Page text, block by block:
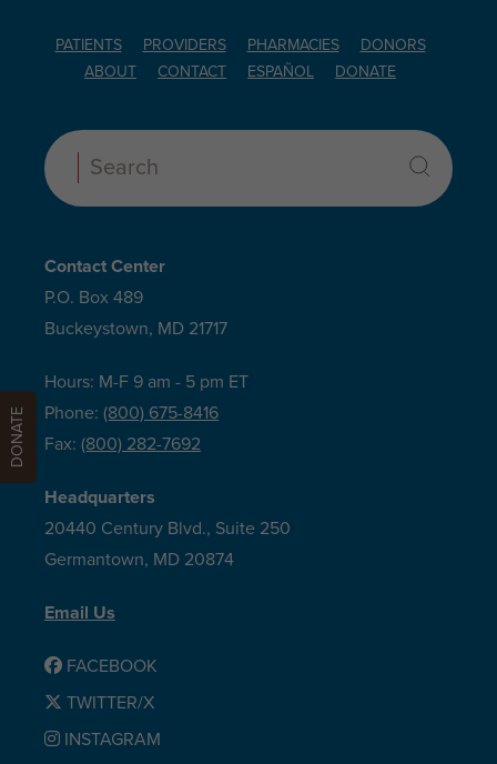
PATIENTS PROVIDERS PHARMACIES
DONORS
ABOUT
CONTACT ESPAÑOL DONATE
Search:
Contact Center
P.O. Box 489
Buckeystown, MD 21717
Hours: M-F 9 am - 5 pm ET
Phone: (800) 675-8416
Fax: (800) 282-7692
Headquarters
20440 Century Blvd., Suite 250
Germantown, MD 20874
Email Us
FACEBOOK
TWITTER/X
INSTAGRAM
DONATE